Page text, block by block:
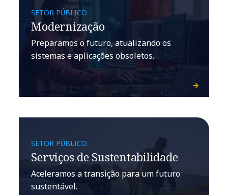
SETOR PÚBLICO
Modernização
Preparamos o futuro, atualizando os
sistemas e aplicações obsoletos.
SETOR PÚBLICO
Serviços de Sustentabilidade
Aceleramos a transição para um futuro
sustentável.